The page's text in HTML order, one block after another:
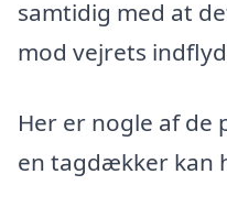
samtidig med at
mod vejrets
Her er nogle af de
en tagdækker kan